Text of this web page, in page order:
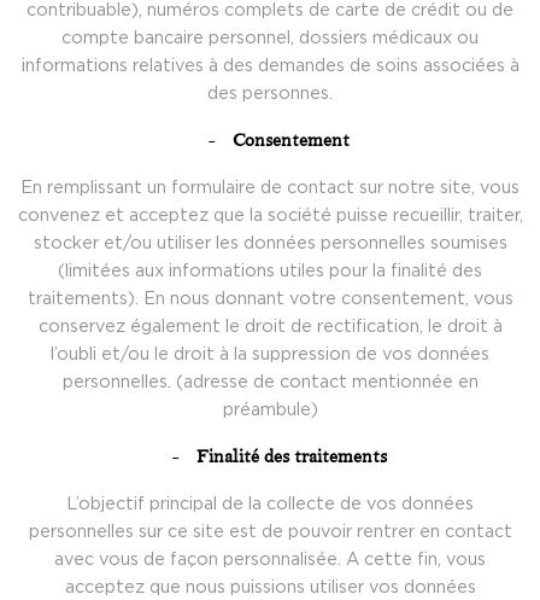
contribuable), numéros complets de carte de crédit ou de
compte bancaire personnel, dossiers médicaux ou
informations relatives à des demandes de soins associées à
des personnes.
Consentement
En remplissant un formulaire de contact sur notre site, vous
convenez et acceptez que la société puisse recueillir, traiter,
stocker et/ou utiliser les données personnelles soumises
(limitées aux informations utiles pour la finalité des
traitements). En nous donnant votre consentement, vous
conservez également le droit de rectification, le droit à
l’oubli et/ou le droit à la suppression de vos données
personnelles. (adresse de contact mentionnée en
préambule)
Finalité des traitements
L’objectif principal de la collecte de vos données
personnelles sur ce site est de pouvoir rentrer en contact
avec vous de façon personnalisée. A cette fin, vous
acceptez que nous puissions utiliser vos données